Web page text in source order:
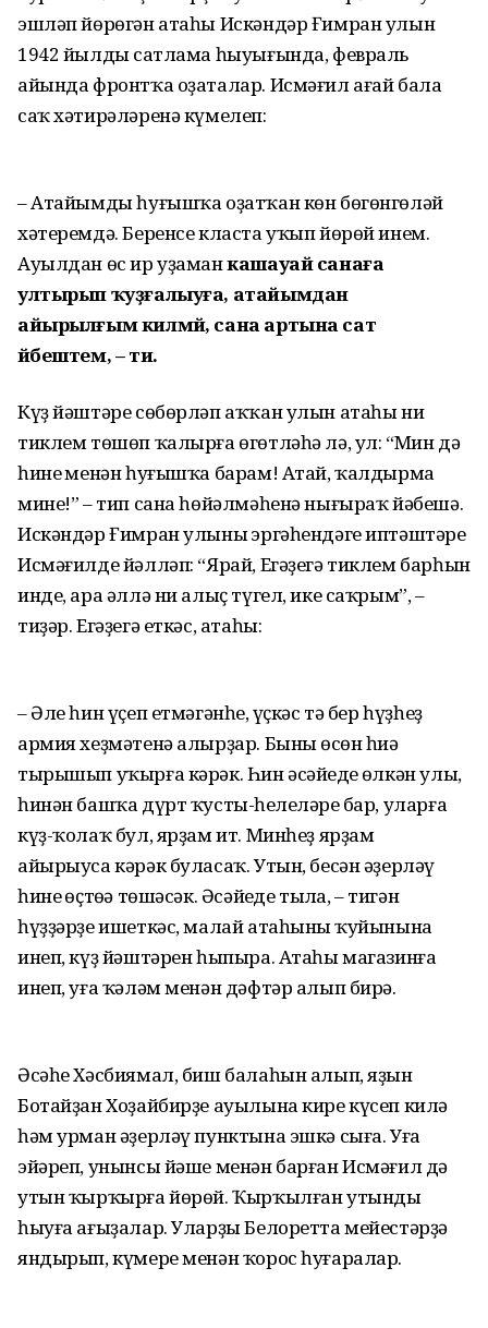
эшләп йөрөгән атаһы Искәндәр Ғимран улын
1942 йылдың сатлама һыуығында, февраль
айында фронтҡа оҙаталар. Исмәғил ағай бала
саҡ хәтирәләренә күмелеп:
– Атайымды һуғышҡа оҙатҡан көн бөгөнгөләй
хәтеремдә. Беренсе класта уҡып йөрөй инем.
Ауылдан өс ир уҙаманкашауай санаға
ултырып ҡуҙғалыуға, атайымдан
айырылғым килмәй, сана артына сат
йәбештем, – ти.
Күҙ йәштәре сөбөрләп аҡҡан улын атаһы ни
тиклем төшөп ҡалырға өгөтләһә лә, ул: “Мин дә
һинең менән һуғышҡа барам! Атай, ҡалдырма
мине!” – тип сана һөйәлмәһенә нығыраҡ йәбешә.
Искәндәр Ғимран улының эргәһендәге иптәштәре
Исмәғилде йәлләп: “Ярай, Егәҙегә тиклем барһын
инде, ара әллә ни алыҫ түгел, ике саҡрым”, –
тиҙәр. Егәҙегә еткәс, атаһы:
– Әле һин үҫеп етмәгәнһең, үҫкәс тә бер һүҙһеҙ
армия хеҙмәтенә алырҙар. Бының өсөн һиңә
тырышып уҡырға кәрәк. Һин әсәйеңдең өлкән улы,
һинән башҡа дүрт ҡусты-һеңлеләрең бар, уларға
күҙ-ҡолаҡ бул, ярҙам ит. Минһеҙ ярҙам
айырыуса кәрәк буласаҡ. Утын, бесән әҙерләү
һинең өҫтөңә төшәсәк. Әсәйеңде тыңла, – тигән
һүҙҙәрҙе ишеткәс, малай атаһының ҡуйынына
инеп, күҙ йәштәрен һыпыра. Атаһы магазинға
инеп, уға ҡәләм менән дәфтәр алып бирә.
Әсәһе Хәсбиямал, биш балаһын алып, яҙын
Ботайҙан Хоҙайбирҙе ауылына кире күсеп килә
һәм урман әҙерләү пунктына эшкә сыға. Уға
эйәреп, унынсы йәше менән барған Исмәғил дә
утын ҡырҡырға йөрөй. Ҡырҡылған утынды
һыуға ағыҙалар. Уларҙы Белоретта мейестәрҙә
яндырып, күмере менән ҡорос һуғаралар.